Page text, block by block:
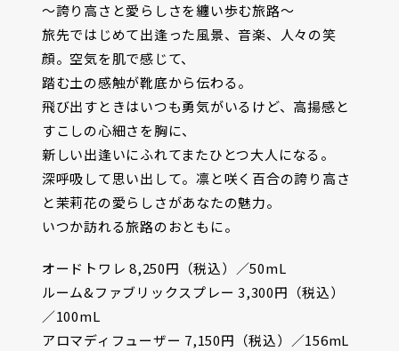
〜誇り高さと愛らしさを纏い歩む旅路〜
旅先ではじめて出逢った風景、音楽、人々の笑
顔。空気を肌で感じて、
踏む土の感触が靴底から伝わる。
飛び出すときはいつも勇気がいるけど、高揚感と
すこしの心細さを胸に、
新しい出逢いにふれてまたひとつ大人になる。
深呼吸して思い出して。凛と咲く百合の誇り高さ
と茉莉花の愛らしさがあなたの魅力。
いつか訪れる旅路のおともに。
オードトワレ 8,250円（税込）／50mL
ルーム&ファブリックスプレー 3,300円（税込）
／100mL
アロマディフューザー 7,150円（税込）／156mL